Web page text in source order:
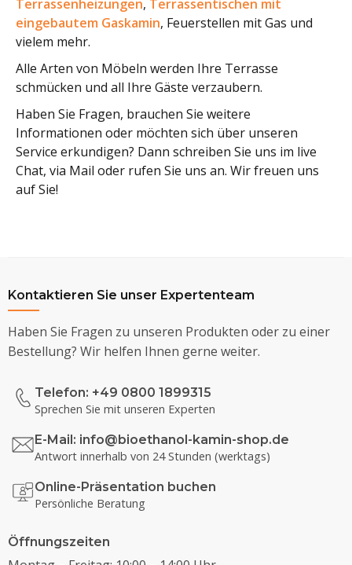
Terrassenheizungen, Terrassentischen mit
eingebautem Gaskamin, Feuerstellen mit Gas und
vielem mehr.
Alle Arten von Möbeln werden Ihre Terrasse
schmücken und all Ihre Gäste verzaubern.
Haben Sie Fragen, brauchen Sie weitere
Informationen oder möchten sich über unseren
Service erkundigen? Dann schreiben Sie uns im live
Chat, via Mail oder rufen Sie uns an. Wir freuen uns
auf Sie!
Kontaktieren Sie unser Expertenteam
Haben Sie Fragen zu unseren Produkten oder zu einer
Bestellung? Wir helfen Ihnen gerne weiter.
Telefon: +49 0800 1899315
Sprechen Sie mit unseren Experten
E-Mail: info@bioethanol-kamin-shop.de
Antwort innerhalb von 24 Stunden (werktags)
Online-Präsentation buchen
Persönliche Beratung
Öffnungszeiten